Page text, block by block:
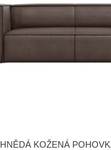
HNĚDÁ KOŽENÁ